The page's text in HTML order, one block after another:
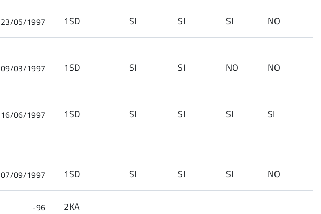
23/05/1997 1SD SI SI SI NO
09/03/1997 1SD SI SI NO NO
16/06/1997 1SD SI SI SI SI
07/09/1997 1SD SI SI SI NO
-96 2KA